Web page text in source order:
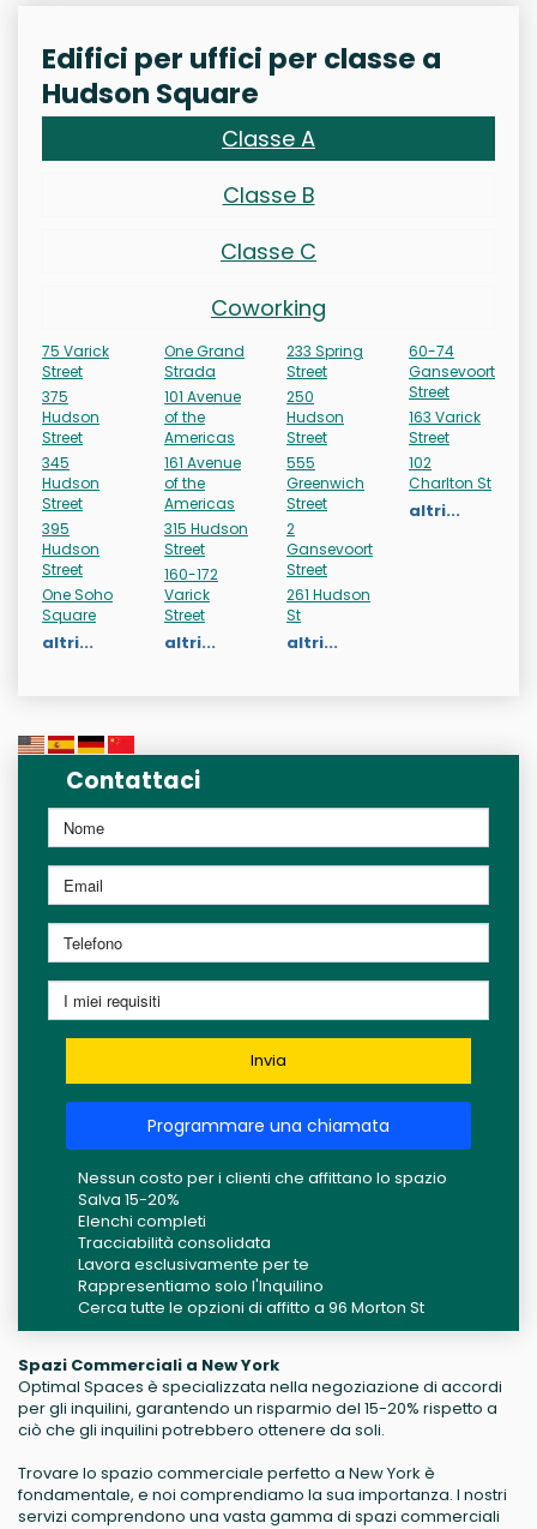
Edifici per uffici per classe a
Hudson Square
Classe A
Classe B
Classe C
Coworking
75 Varick
Street
375
Hudson
Street
345
Hudson
Street
395
Hudson
Street
One Soho
Square
altri...
One Grand
Strada
101 Avenue
of the
Americas
161 Avenue
of the
Americas
315 Hudson
Street
160-172
Varick
Street
altri...
233 Spring
Street
250
Hudson
Street
555
Greenwich
Street
2
Gansevoort
Street
261 Hudson
St
altri...
60-74
Gansevoort
Street
163 Varick
Street
102
Charlton St
altri...
Contattaci
Invia
Programmare una chiamata
Nessun costo per i clienti che affittano lo spazio
Salva 15-20%
Elenchi completi
Tracciabilità consolidata
Lavora esclusivamente per te
Rappresentiamo solo l'Inquilino
Cerca tutte le opzioni di affitto a 96 Morton St
Spazi Commerciali a New York
Optimal Spaces è specializzata nella negoziazione di accordi
per gli inquilini, garantendo un risparmio del 15-20% rispetto a
ciò che gli inquilini potrebbero ottenere da soli.
Trovare lo spazio commerciale perfetto a New York è
fondamentale, e noi comprendiamo la sua importanza. I nostri
servizi comprendono una vasta gamma di spazi commerciali